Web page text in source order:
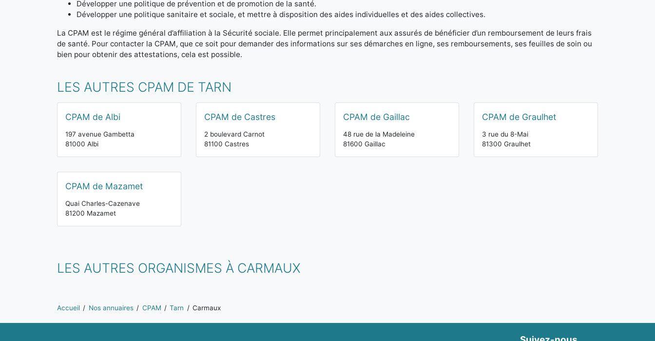
Développer une politique de prévention et de promotion de la santé.
Développer une politique sanitaire et sociale, et mettre à disposition des aides individuelles et des aides collectives.
La CPAM est le régime général d’affiliation à la Sécurité sociale. Elle permet principalement aux assurés de bénéficier d’un remboursement de leurs frais
de santé. Pour contacter la CPAM, que ce soit pour demander des informations sur ses démarches en ligne, ses remboursements, ses feuilles de soin ou
bien pour obtenir des attestations, cela est possible.
LES AUTRES CPAM DE TARN
CPAM de Albi
197 avenue Gambetta
81000 Albi
CPAM de Castres
2 boulevard Carnot
81100 Castres
CPAM de Gaillac
48 rue de la Madeleine
81600 Gaillac
CPAM de Graulhet
3 rue du 8-Mai
81300 Graulhet
CPAM de Mazamet
Quai Charles-Cazenave
81200 Mazamet
LES AUTRES ORGANISMES À CARMAUX
Vous êtes ici:
Accueil Nos annuaires CPAM Tarn Carmaux